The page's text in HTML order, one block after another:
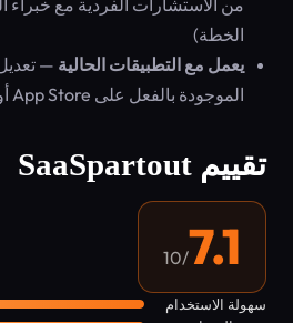
من الاستشارات الفردية مع
الخطة)
يعمل مع التطبيقات الحالية —
الموجودة بالفعل على App Store أو Google Play
تقييم SaaSpartout
7.1
/10
سهولة الاستخدام